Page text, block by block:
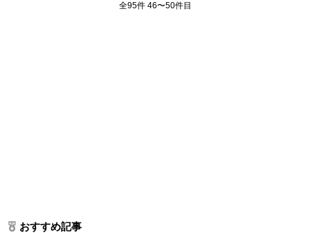
全95件 46〜50件目
おすすめ記事